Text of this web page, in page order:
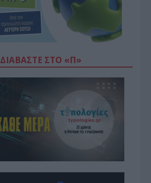
ΔΙΑΒΆΣΤΕ ΣΤΟ «Π»